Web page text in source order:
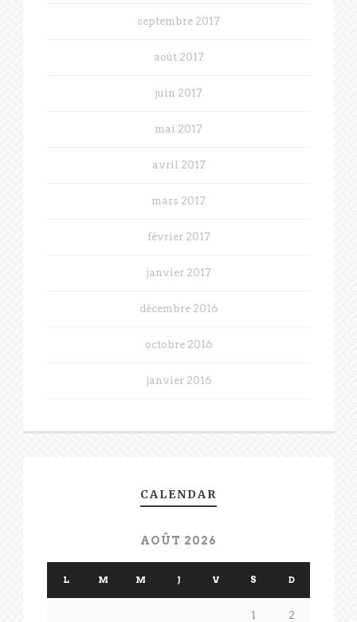
septembre 2017
août 2017
juin 2017
mai 2017
avril 2017
mars 2017
février 2017
janvier 2017
décembre 2016
octobre 2016
janvier 2016
CALENDAR
AOÛT 2026
L M M J V S D
1 2